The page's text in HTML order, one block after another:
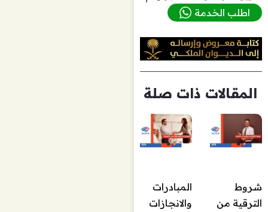
اطلب الخدمة
المقالات ذات صلة
شروط
الترقية من
المبادرات
والانجازات